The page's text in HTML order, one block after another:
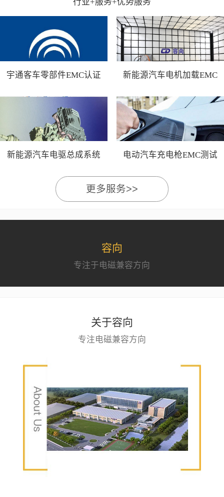
宇通客车零部件EMC认证
新能源汽车电机加载EMC
新能源汽车电驱总成系统
电动汽车充电枪EMC测试
更多服务>>
容向
专注于电磁兼容方向
关于容向
专注电磁兼容方向